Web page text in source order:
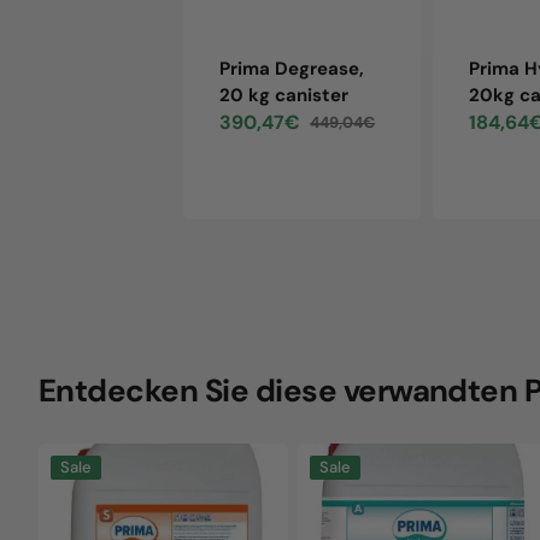
Prima Degrease,
20 kg canister
Sale
390,47€
Regular
449,04€
Prima
20kg
Sale
Entdecken Sie diese verwandten
Prima
Degrease,
Sale
Prima
Hygiene,
20kg
Sale